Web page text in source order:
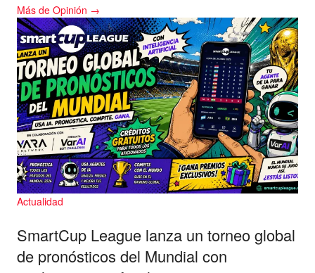
Más de Opinión →
Actualidad
SmartCup League lanza un torneo global
de pronósticos del Mundial con